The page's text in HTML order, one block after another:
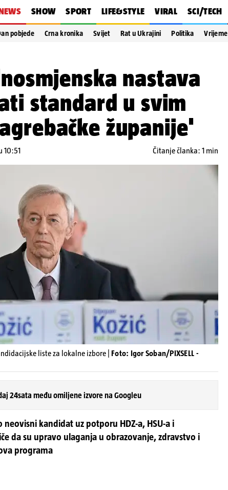
SHOW SPORT LIFE&STYLE VIRAL SCI/TECH
pobjede Crna kronika Svijet Rat u Ukrajini Politika Vrijeme
nastava
standard u svim
županije'
10:51 Čitanje članka: 1 min
liste za lokalne izbore | Foto: Igor Soban/PIXSELL -
24sata među omiljene izvore na Googleu
neovisni kandidat uz potporu HDZ-a, HSU-a i
da su upravo ulaganja u obrazovanje, zdravstvo i
programa